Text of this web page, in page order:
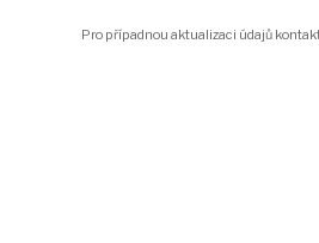
Pro případnou aktualizaci údajů